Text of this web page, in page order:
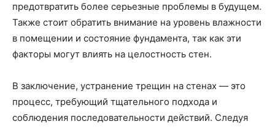
предотвратить более серьезные проблемы в будущем.
Также стоит обратить внимание на уровень влажности
в помещении и состояние фундамента, так как эти
факторы могут влиять на целостность стен.
В заключение, устранение трещин на стенах — это
процесс, требующий тщательного подхода и
соблюдения последовательности действий. Следуя